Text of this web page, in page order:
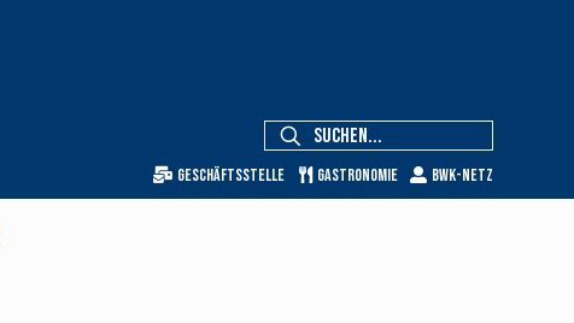
Geschäftsstelle Gastronomie BWK-Netz